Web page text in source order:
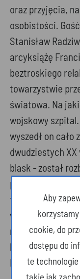
oraz przyjęcia,
osobistości.
Stanisław
arcyksiążę
beztroskiego
towarzystwie
światowa. Na
wojskowy
wyszedł on cało
dwudziestych
blask - został
polanach
tenisowe. Do
wodociągowa
miejsca
książę Kentu
Polski.
Aby
cookie, do
dostępu do
te